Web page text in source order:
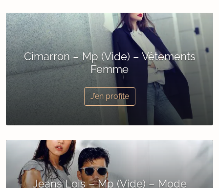
Cimarron – Mp (Vide) – Vêtements
Femme
J’en profite
Jeans Lois – Mp (Vide) – Mode